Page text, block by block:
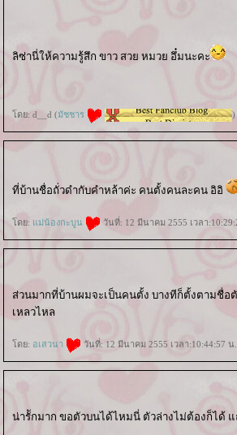
ลิซ่านี่ให้ความรู้สึก ขาว สวย หมวย อึ๋มนะคะ
ดย: d__d (มัชชาร )
ที่บ้านชื่อถั่วดำกับคำหล้าค่ะ คนตั้งคนละคน อิอิ
ดย: ม่น้องกะบูน วันที่: 12 มีนาคม 2555 เวลา
ส่วนมากที่บ้านผมจะเป็นคนตั้ง บางทีก็ตั้งตามชื่อ
เหลวไหล
ดย: อเสวนา วันที่: 12 มีนาคม 2555 เวลา:10:44:57 น.
น่ารัักมาก ขอตัวบนได้ไหมนี่ ตัวล่างไม่ต้องก็ได้ แ